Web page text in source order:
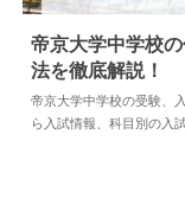
中学情報
帝京大学中学校
法を徹底解説！
帝京大学中学校の受験、
ら入試情報、科目別の入